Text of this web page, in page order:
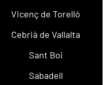
Vicenç de Torelló
Cebrià de Vallalta
Sant Boi
Sabadell